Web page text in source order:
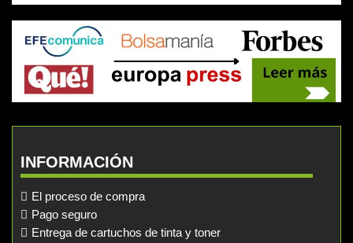
INFORMACIÓN
El proceso de compra
Pago seguro
Entrega de cartuchos de tinta y toner